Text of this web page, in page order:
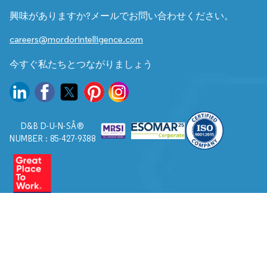
興味がありますか?メールでお問い合わせください。
careers@mordorintelligence.com
今すぐ私たちとつながりましょう
D&B D-U-N-SÂ®
NUMBER : 85-427-9388